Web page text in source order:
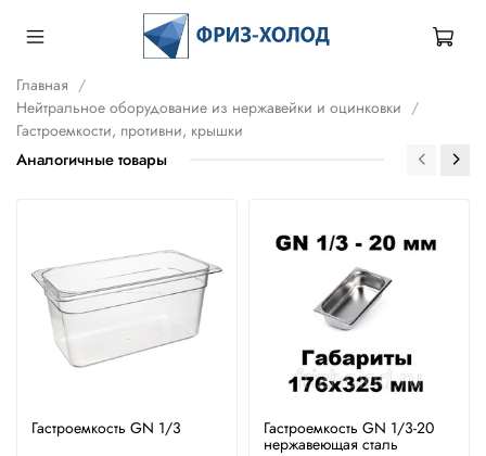
Главная
Нейтральное оборудование из нержавейки и оцинковки
Гастроемкости, противни, крышки
Аналогичные товары
Гастроемкость GN 1/3 Гастроемкость GN 1/3-20
нержавеющая сталь